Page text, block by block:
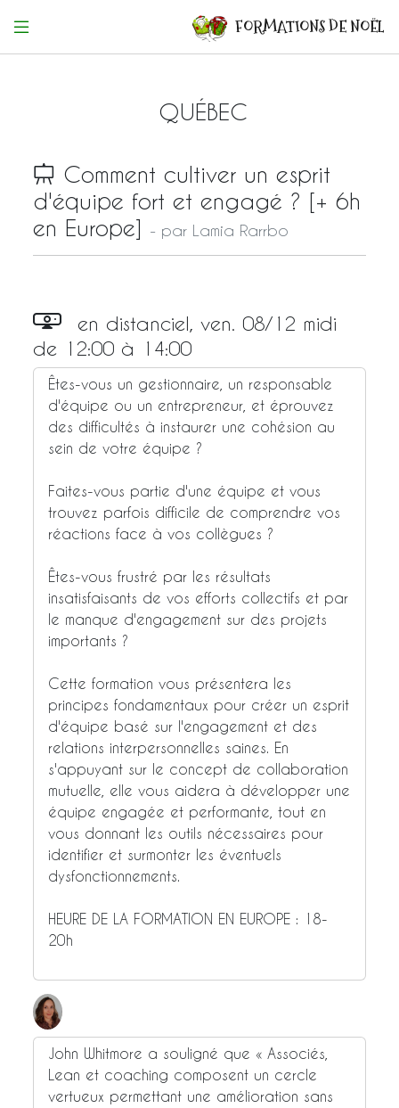
FORMATIONS DE NOËL
QUÉBEC
Comment cultiver un esprit
d'équipe fort et engagé ? [+ 6h
en Europe] - par Lamia Rarrbo
en distanciel,ven. 08/12 midi
de 12:00 à 14:00
Êtes-vous un gestionnaire, un responsable
d'équipe ou un entrepreneur, et éprouvez
des difficultés à instaurer une cohésion au
sein de votre équipe ?
Faites-vous partie d'une équipe et vous
trouvez parfois difficile de comprendre vos
réactions face à vos collègues ?
Êtes-vous frustré par les résultats
insatisfaisants de vos efforts collectifs et par
le manque d'engagement sur des projets
importants ?
Cette formation vous présentera les
principes fondamentaux pour créer un esprit
d'équipe basé sur l'engagement et des
relations interpersonnelles saines. En
s'appuyant sur le concept de collaboration
mutuelle, elle vous aidera à développer une
équipe engagée et performante, tout en
vous donnant les outils nécessaires pour
identifier et surmonter les éventuels
dysfonctionnements.
HEURE DE LA FORMATION EN EUROPE : 18-
20h
John Whitmore a souligné que « Associés,
Lean et coaching composent un cercle
vertueux permettant une amélioration sans